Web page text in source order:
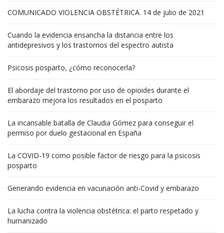
COMUNICADO VIOLENCIA OBSTÉTRICA. 14 de julio de 2021
Cuando la evidencia ensancha la distancia entre los
antidepresivos y los trastornos del espectro autista
Psicosis posparto, ¿cómo reconocerla?
El abordaje del trastorno por uso de opioides durante el
embarazo mejora los resultados en el posparto
La incansable batalla de Claudia Gómez para conseguir el
permiso por duelo gestacional en España
La COVID-19 como posible factor de riesgo para la psicosis
posparto
Generando evidencia en vacunación anti-Covid y embarazo
La lucha contra la violencia obstétrica: el parto respetado y
humanizado